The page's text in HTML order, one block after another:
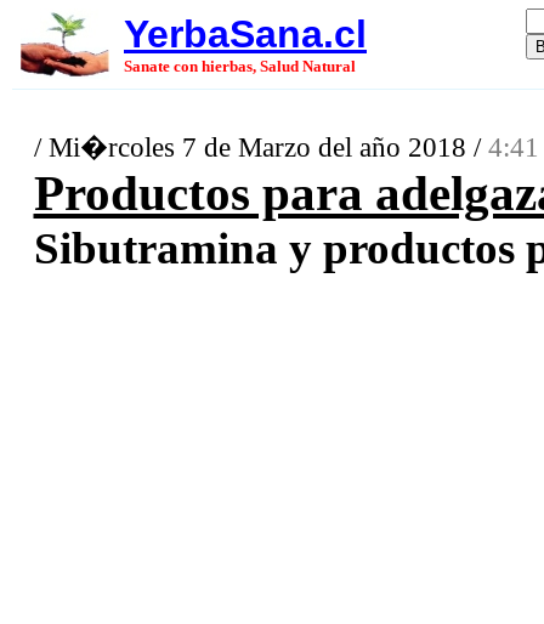
YerbaSana.cl
Sanate con hierbas, Salud Natural
/ Mi�rcoles 7 de Marzo del año 2018 /
Productos para
Sibutramina y productos